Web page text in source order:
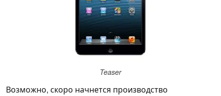
Teaser
Возможно, скоро начнется производство